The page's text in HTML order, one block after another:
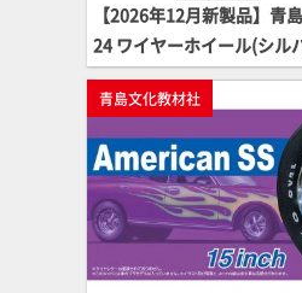
【2026年12月新製品】青
24 ワイヤーホイール(シル
ンチ」
青島文化教材社